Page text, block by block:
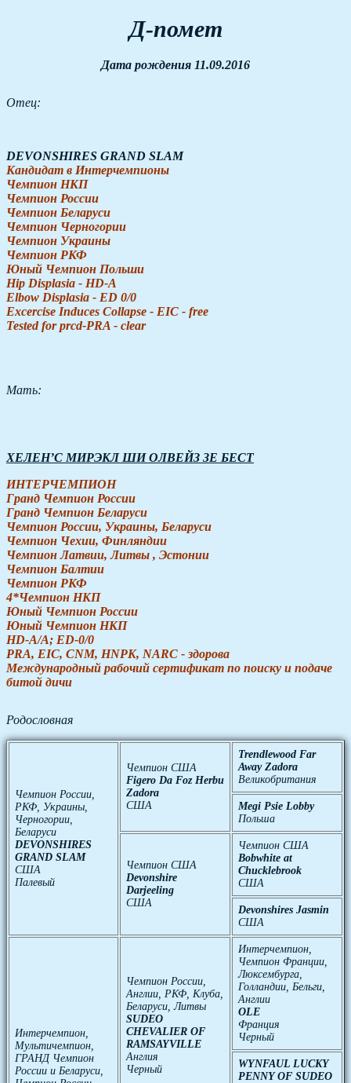
Д-помет
Дата рождения 11.09.2016
Отец:
DEVONSHIRES GRAND SLAM
Кандидат в Интерчемпионы
Чемпион НКП
Чемпион России
Чемпион Беларуси
Чемпион Черногории
Чемпион Украины
Чемпион РКФ
Юный Чемпион Польши
Hip Displasia - HD-A
Elbow Displasia - ED 0/0
Excercise Induces Collapse - EIC - free
Tested for prcd-PRA - clear
Мать:
ХЕЛЕН’С МИРЭКЛ ШИ ОЛВЕЙЗ ЗЕ БЕСТ
ИНТЕРЧЕМПИОН
Гранд Чемпион России
Гранд Чемпион Беларуси
Чемпион России, Украины, Беларуси
Чемпион Чехии, Финляндии
Чемпион Латвии, Литвы , Эстонии
Чемпион Балтии
Чемпион РКФ
4*Чемпион НКП
Юный Чемпион России
Юный Чемпион НКП
HD-A/A; ED-0/0
PRA, EIC, CNM, HNPK, NARC - здорова
Международный рабочий сертификат по поиску и подаче
битой дичи
Родословная
Чемпион России,
РКФ, Украины,
Черногории,
Беларуси
DEVONSHIRES
GRAND SLAM
США
Палевый
Чемпион США
Figero Da Foz Herbu
Zadora
США
Trendlewood Far
Away Zadora
Великобритания
Megi Psie Lobby
Польша
Чемпион США
Devonshire
Darjeeling
США
Чемпион США
Bobwhite at
Chucklebrook
США
Devonshires Jasmin
США
Интерчемпион,
Мультичемпион,
ГРАНД Чемпион
России и Беларуси,
Чемпион России,
Англии, РКФ, Клуба,
Беларуси, Литвы
SUDEO
CHEVALIER OF
RAMSAYVILLE
Англия
Черный
Интерчемпион,
Чемпион Франции,
Люксембурга,
Голландии, Бельги,
Англии
OLE
Франция
Черный
WYNFAUL LUCKY
PENNY OF SUDEO